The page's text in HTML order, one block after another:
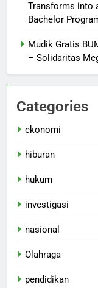
Transforms into
Bachelor
Mudik Gratis
– Solidaritas
Categories
ekonomi
hiburan
hukum
investigasi
nasional
Olahraga
pendidikan